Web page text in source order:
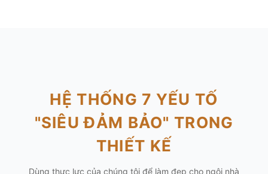
HỆ THỐNG 7 YẾU TỐ
"SIÊU ĐẢM BẢO" TRONG
THIẾT KẾ
Dùng thực lực của chúng tôi để làm đẹp cho ngôi nhà